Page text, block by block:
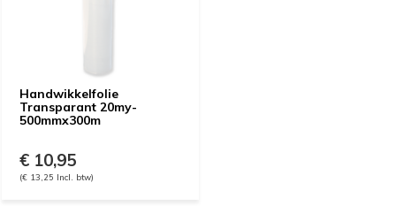
Handwikkelfolie
Transparant 20my-
500mmx300m
€ 10,95
(€ 13,25 Incl. btw)